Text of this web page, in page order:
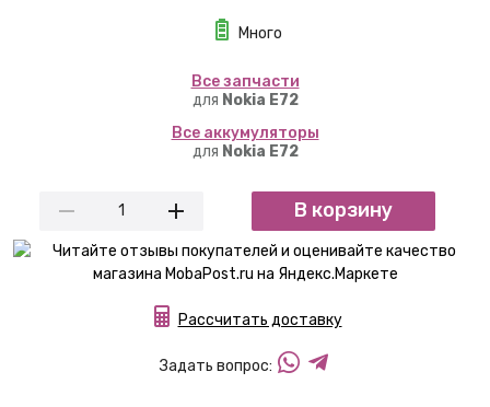
Много
Вcе запчасти
для Nokia E72
Вcе аккумуляторы
для Nokia E72
В корзину
Рассчитать доставку
Задать вопрос: